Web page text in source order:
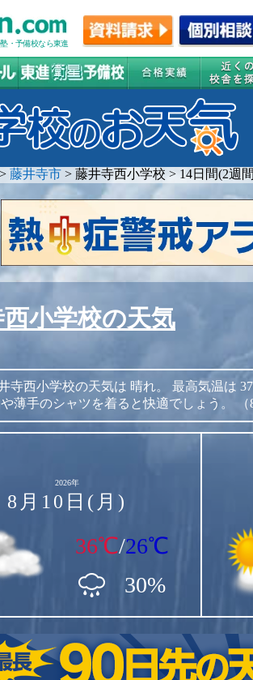
・予備校なら東進
> 藤井寺市 > 藤井寺西小学校 > 14日間(2週
小学校の天気
寺西小学校の天気は 晴れ。 最高気温は
薄手のシャツを着ると快適でしょう。
2026年
8月10日(月)
36℃/26℃
30%